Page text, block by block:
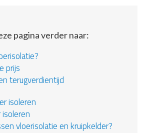
pagina verder naar:
prijs
terugverdientijd
isoleren
vloerisolatie en kruipkelder?